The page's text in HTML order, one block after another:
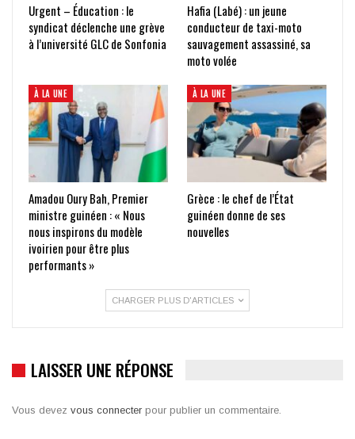
Urgent – Éducation : le
syndicat déclenche une grève
à l’université GLC de Sonfonia
Hafia (Labé) : un jeune
conducteur de taxi-moto
sauvagement assassiné, sa
moto volée
À LA UNE
Amadou Oury Bah, Premier
ministre guinéen : « Nous
nous inspirons du modèle
ivoirien pour être plus
performants »
À LA UNE
Grèce : le chef de l’État
guinéen donne de ses
nouvelles
CHARGER PLUS D'ARTICLES
LAISSER UNE RÉPONSE
Vous devez vous connecter pour publier un commentaire.